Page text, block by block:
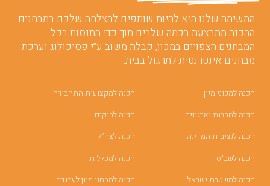
המשימה שלנו היא להיות שותפים להצלחה שלכם במבחנים.
ההכנה מתבצעת בכמה שלבים תוך כדי התנסות בכל
המבחנים הצפויים במכון, קבלת משוב ע”י פסיכולוג וערכת
מבחנים אינטרנטית לתרגול בבית.
הכנה למכוני מיון
הכנה לחברות וארגונים
הכנה לנציבות המדינה
הכנה לשב"ס
הכנה למשטרת ישראל
הכנה למקצועות התחבורה
הכנה לבנקים
הכנה לצה”ל
הכנה למכללות
הכנה למבחני מיון לעבודה